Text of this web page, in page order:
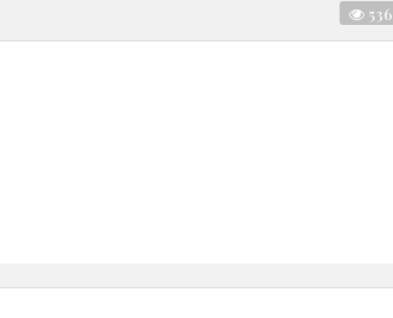
536